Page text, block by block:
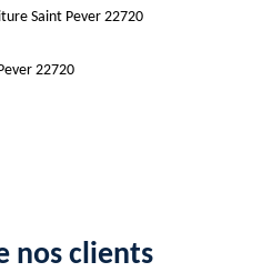
Saint Pever 22720
22720
nos clients